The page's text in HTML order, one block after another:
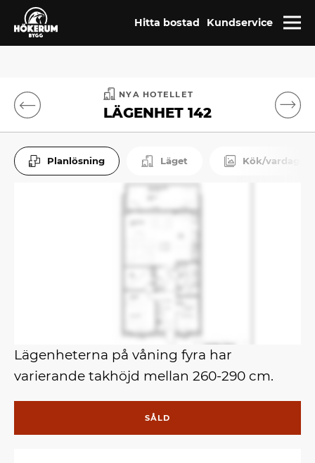
Hitta bostad Kundservice
NYA HOTELLET
LÄGENHET 142
Planlösning Läget Kök/
Lägenheterna på våning fyra har
varierande takhöjd mellan 260-290 cm.
SÅLD